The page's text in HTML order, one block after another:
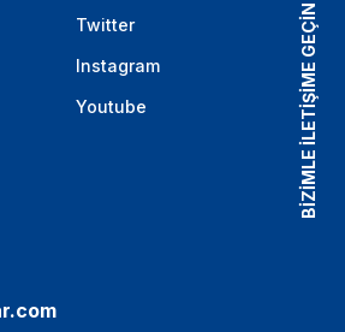
Twitter
Instagram
Youtube
BİZİMLE İLETİŞİME GEÇİN